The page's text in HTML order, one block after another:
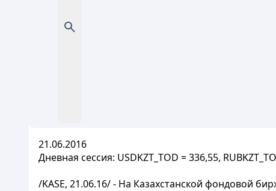
21.06.2016
Дневная сессия: USDKZT_TOD = 336,55,
/KASE, 21.06.16/ - На Казахстанской фондовой